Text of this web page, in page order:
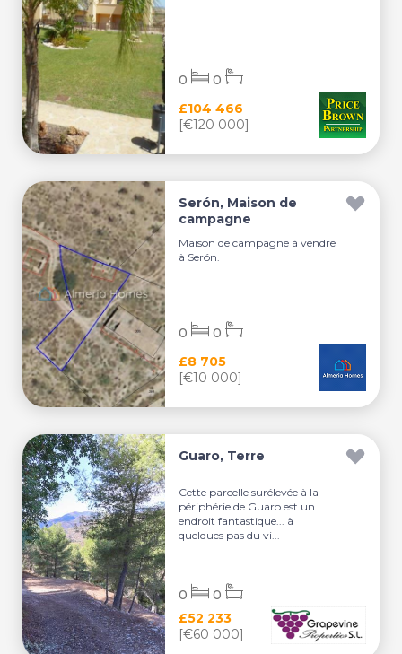
£104 466
[€120 000]
0 0
Serón, Maison de
campagne
Maison de campagne à vendre
à Serón.
£8 705
[€10 000]
0 0
Guaro, Terre
Cette parcelle surélevée à la
périphérie de Guaro est un
endroit fantastique... à
quelques pas du vi...
£52 233
[€60 000]
0 0